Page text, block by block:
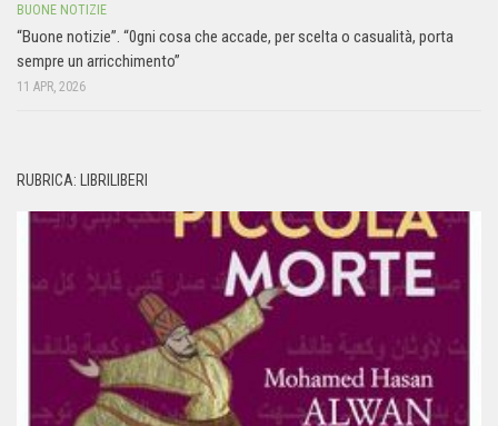
BUONE NOTIZIE
“Buone notizie”. “0gni cosa che accade, per scelta o casualità, porta
sempre un arricchimento”
11 APR, 2026
RUBRICA: LIBRILIBERI